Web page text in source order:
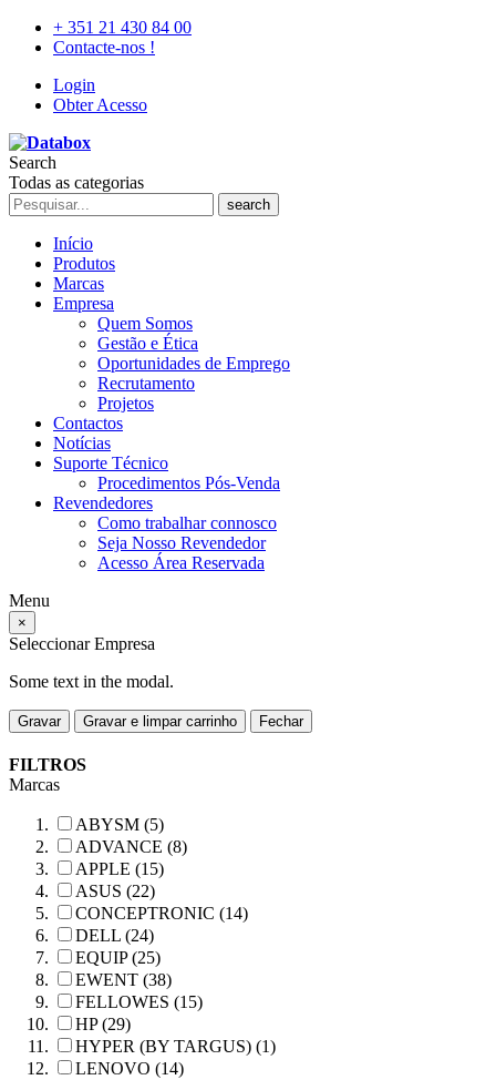
+ 351 21 430 84 00
Contacte-nos !
Login
Obter Acesso
Search
Todas as categorias
search
Início
Produtos
Marcas
Empresa
Quem Somos
Gestão e Ética
Oportunidades de Emprego
Recrutamento
Projetos
Contactos
Notícias
Suporte Técnico
Procedimentos Pós-Venda
Revendedores
Como trabalhar connosco
Seja Nosso Revendedor
Acesso Área Reservada
Menu
×
Seleccionar Empresa
Some text in the modal.
Gravar Gravar e limpar carrinho Fechar
FILTROS
Marcas
ABYSM (5)
ADVANCE (8)
APPLE (15)
ASUS (22)
CONCEPTRONIC (14)
DELL (24)
EQUIP (25)
EWENT (38)
FELLOWES (15)
HP (29)
HYPER (BY TARGUS) (1)
LENOVO (14)